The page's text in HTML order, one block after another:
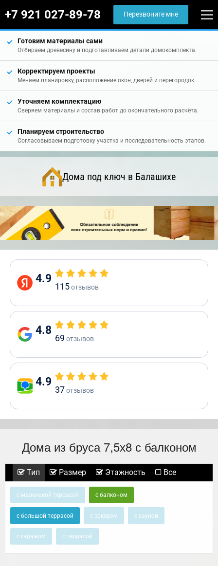
+7 921 027-89-78 Перезвоните мне
Готовим материалы сами
Отбираем древесину и подготавливаем детали домокомплекта.
Корректируем проекты
Меняем планировку, расположение окон, дверей и перегородок.
Уточняем комплектацию
Сверяем материалы и состав работ до окончательного расчёта.
Планируем строительство
Согласовываем подготовку участка и последовательность этапов.
Дома под ключ в Балашихе
4.9
115отзывов
4.8
69 отзывов
4.9
37отзывов
Дома из бруса 7,5х8 с балконом
Тип Размер Этажность Все
с маленькой террасой с балконом
с большой террасой с эркером с сауной
с гаражом с террасой